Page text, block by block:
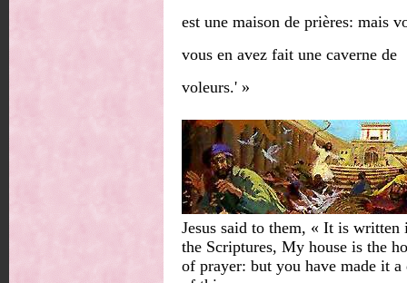
est une maison de prières: mais
vous en avez fait une caverne de
voleurs.' »
Jesus said to them, « It is written
the Scriptures, My house is the
of prayer: but you have made it a